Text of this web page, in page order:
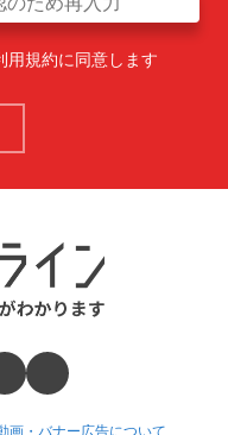
用規約に同意します
画・バナー広告について